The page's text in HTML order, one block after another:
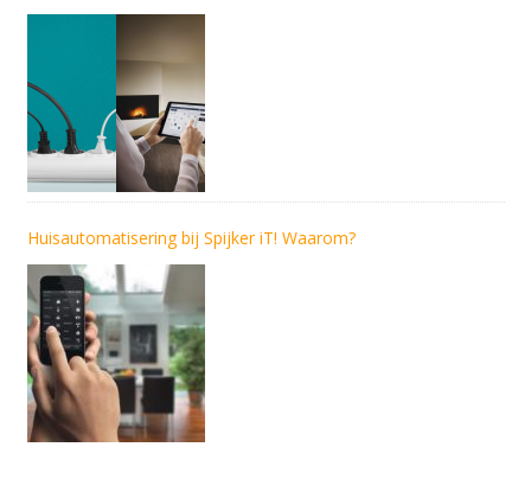
Huisautomatisering bij Spijker iT! Waarom?